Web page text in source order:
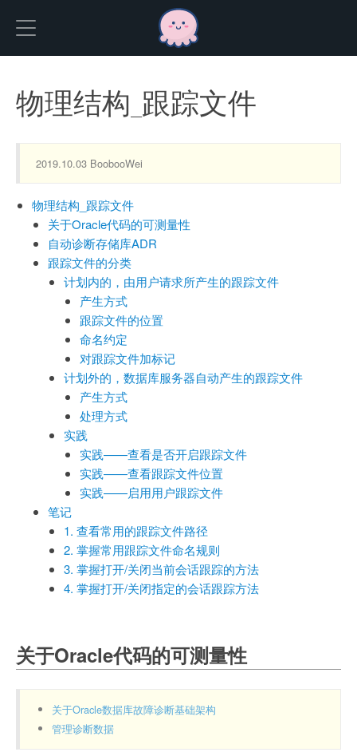
物理结构_跟踪文件
2019.10.03 BoobooWei
物理结构_跟踪文件
关于Oracle代码的可测量性
自动诊断存储库ADR
跟踪文件的分类
计划内的，由用户请求所产生的跟踪文件
产生方式
跟踪文件的位置
命名约定
对跟踪文件加标记
计划外的，数据库服务器自动产生的跟踪文件
产生方式
处理方式
实践
实践——查看是否开启跟踪文件
实践——查看跟踪文件位置
实践——启用用户跟踪文件
笔记
1. 查看常用的跟踪文件路径
2. 掌握常用跟踪文件命名规则
3. 掌握打开/关闭当前会话跟踪的方法
4. 掌握打开/关闭指定的会话跟踪方法
关于Oracle代码的可测量性
关于Oracle数据库故障诊断基础架构
管理诊断数据